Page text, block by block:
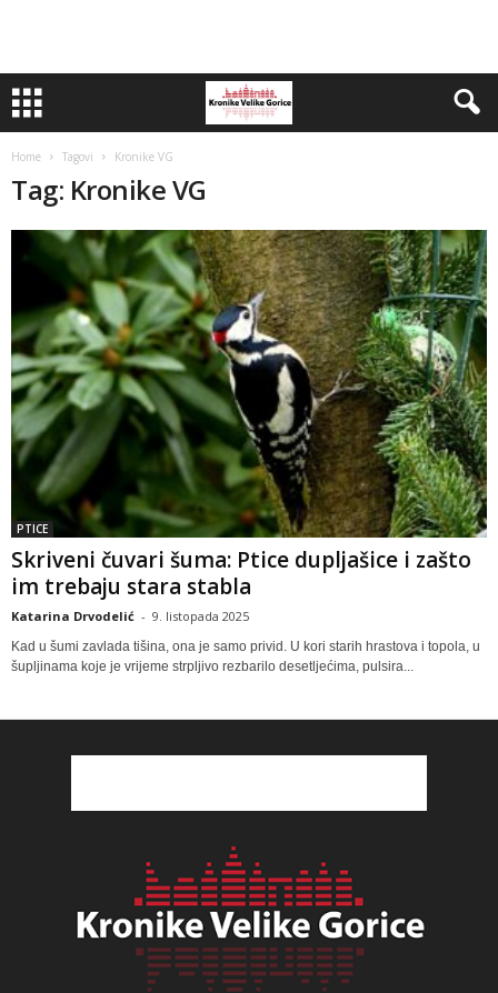
Home Tagovi Kronike VG
Tag: Kronike VG
PTICE
Skriveni čuvari šuma: Ptice dupljašice i zašto
im trebaju stara stabla
Katarina Drvodelić - 9. listopada 2025
Kad u šumi zavlada tišina, ona je samo privid. U kori starih hrastova i topola, u
šupljinama koje je vrijeme strpljivo rezbarilo desetljećima, pulsira...